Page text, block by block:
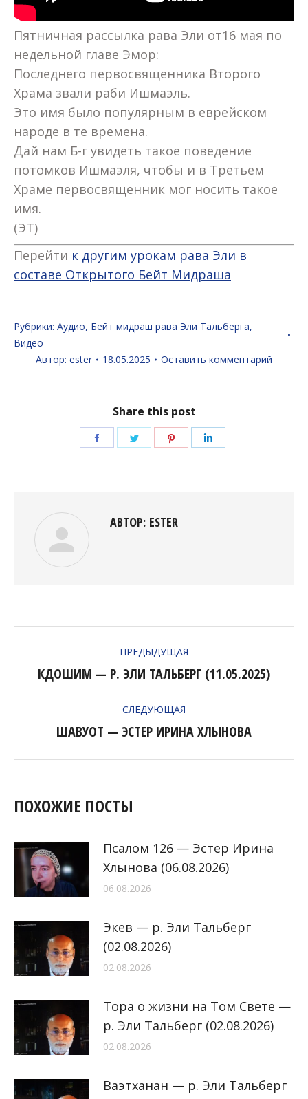
Пятничная рассылка рава Эли от16 мая по
недельной главе Эмор:
Последнего первосвященника Второго
Храма звали раби Ишмаэль.
Это имя было популярным в еврейском
народе в те времена.
Дай нам Б-г увидеть такое поведение
потомков Ишмаэля, чтобы и в Третьем
Храме первосвященник мог носить такое
имя.
(ЭТ)
Перейти к другим урокам рава Эли в
составе Открытого Бейт Мидраша
Рубрики: Аудио, Бейт мидраш рава Эли Тальберга,
Видео
Автор: ester 18.05.2025 Оставить комментарий
Share this post
ПоделитьсяПоделитьсяПоделиться
АВТОР: ESTER
ПРЕДЫДУЩАЯ
Предыдущая
КДОШИМ — Р. ЭЛИ ТАЛЬБЕРГ (11.05.2025)
СЛЕДУЮЩАЯ
Следующая
ШАВУОТ — ЭСТЕР ИРИНА ХЛЫНОВА
ПОХОЖИЕ ПОСТЫ
Псалом 126 — Эстер Ирина
Хлынова (06.08.2026)
06.08.2026
Экев — р. Эли Тальберг
(02.08.2026)
02.08.2026
Тора о жизни на Том Свете —
р. Эли Тальберг (02.08.2026)
02.08.2026
Ваэтханан — р. Эли Тальберг